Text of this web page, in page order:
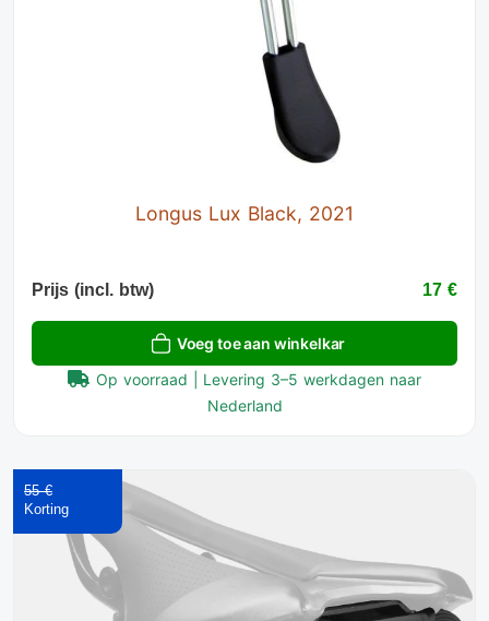
Longus Lux Black, 2021
Prijs (incl. btw) 17 €
Voeg toe aan winkelkar
Op voorraad | Levering 3–5 werkdagen naar
Nederland
55 €